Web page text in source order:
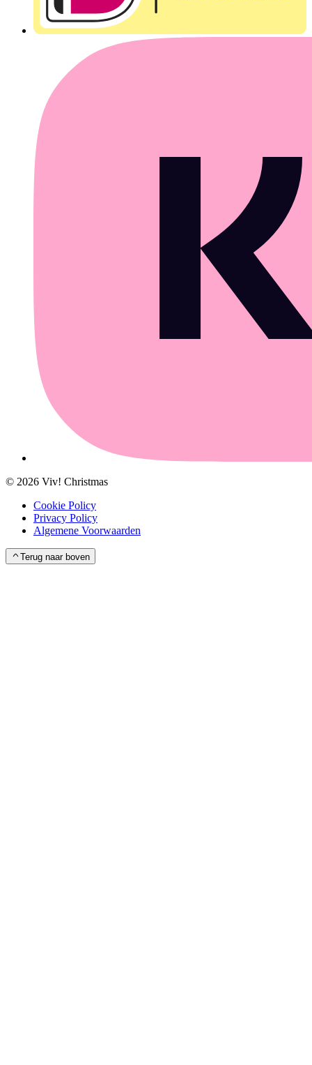
© 2026 Viv! Christmas
Cookie Policy
Privacy Policy
Algemene Voorwaarden
Terug naar boven